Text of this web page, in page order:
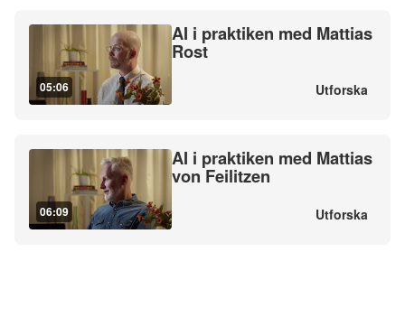
05:06
AI i praktiken med Mattias
Rost
Utforska
06:09
AI i praktiken med Mattias
von Feilitzen
Utforska